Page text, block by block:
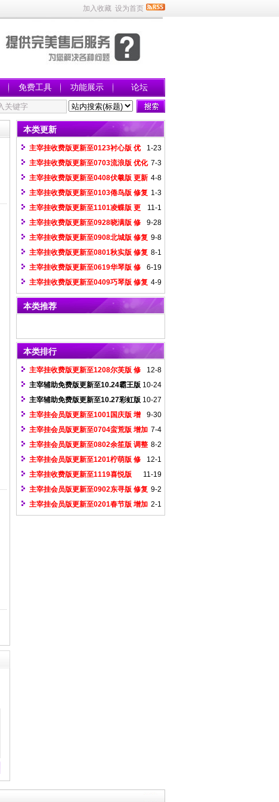
加入收藏 设为首页
免费工具 功能展示 论坛
本类更新
1-23
主宰挂收费版更新至0123衬心版 优
化移动、攻击魔法、魔法屏蔽、无限顶
盾、更精准调节加速
7-3
主宰挂收费版更新至0703流浪版 优化
gom存仓（多页仓库会自动翻页，使用存
()即可）
4-8
主宰挂收费版更新至0408伏羲版 更新
游戏界面不显示地图页面
1-3
主宰挂收费版更新至0103倦鸟版 修复
leg招英雄问题
11-1
主宰挂收费版更新至1101凌蝶版 更
新随机等待，如随机等待(1000,2000)9-28
主宰挂收费版更新至0928晓满版 修
复飞霜呼挂崩溃问题
9-8
主宰挂收费版更新至0908北城版 修复
龙族悬浮菜单问题
8-1
主宰挂收费版更新至0801秋实版 修复
飞霜下图问题
6-19
主宰挂收费版更新至0619华琴版 修
复haom6识别和数据不兼容问题
4-9
主宰挂收费版更新至0409巧琴版 修复
给力未兼容服
本类推荐
本类排行
12-8
主宰挂收费版更新至1208尔芙版 修
复1108获取物品数量问题
10-24
主宰辅助免费版更新至10.24霸王版
（过最新非凡登录器检测）
10-27
主宰辅助免费版更新至10.27彩虹版
（过最新无双登录器检测）
9-30
主宰挂会员版更新至1001国庆版 增
加绿盟反挂登录器版本号
7-4
主宰挂会员版更新至0704蛮荒版 增加
全新给力引擎检测
8-2
主宰挂会员版更新至0802余笙版 调整
GK登录器功能界面
12-1
主宰挂会员版更新至1201柠萌版 修
复神佑登录器无法捡物品问题
11-19
主宰挂收费版更新至1119喜悦版
gee加入内置游戏界面的支持
9-2
主宰挂会员版更新至0902东寻版 修复
拳头登录器移动刺杀失效问题
2-1
主宰挂会员版更新至0201春节版 增加